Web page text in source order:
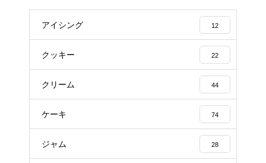
アイシング 12
クッキー 22
クリーム 44
ケーキ 74
ジャム 28